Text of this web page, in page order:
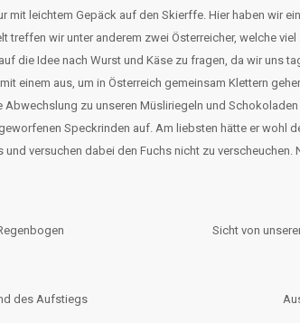
leichtem Gepäck auf den Skierffe. Hier haben wir
wir unter anderem zwei Österreicher, welche
Idee nach Wurst und Käse zu fragen, da wir uns
einem aus, um in Österreich gemeinsam Klettern
zu unseren Müsliriegeln und
Speckrinden auf. Am liebsten hätte er wohl
versuchen dabei den Fuchs nicht zu verscheuchen.
Sicht von
des Aufstiegs